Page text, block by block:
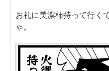
お礼に美濃柿持って行く
ゃ。